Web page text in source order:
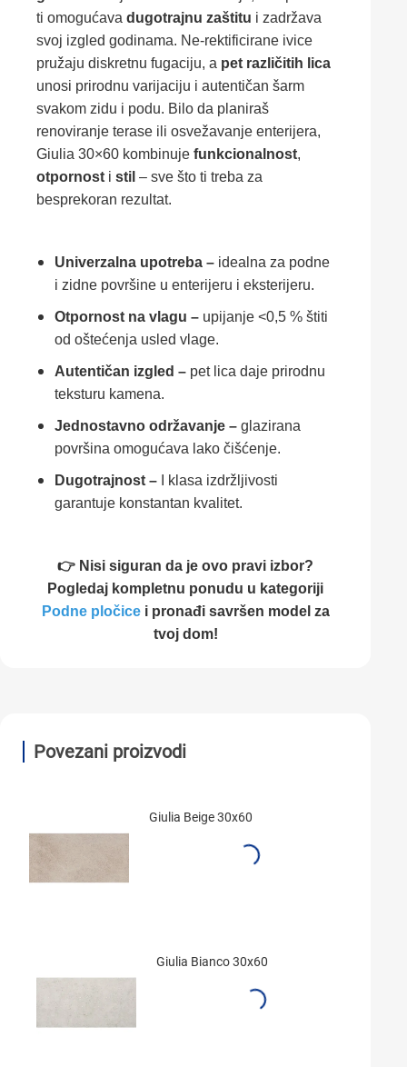
ti omogućava dugotrajnu zaštitu i zadržava
svoj izgled godinama. Ne-rektificirane ivice
pružaju diskretnu fugaciju, a pet različitih lica
unosi prirodnu varijaciju i autentičan šarm
svakom zidu i podu. Bilo da planiraš
renoviranje terase ili osvežavanje enterijera,
Giulia 30×60 kombinuje funkcionalnost,
otpornost i stil – sve što ti treba za
besprekoran rezultat.
Univerzalna upotreba – idealna za podne
i zidne površine u enterijeru i eksterijeru.
Otpornost na vlagu – upijanje <0,5 % štiti
od oštećenja usled vlage.
Autentičan izgled – pet lica daje prirodnu
teksturu kamena.
Jednostavno održavanje – glazirana
površina omogućava lako čišćenje.
Dugotrajnost – I klasa izdržljivosti
garantuje konstantan kvalitet.
👉 Nisi siguran da je ovo pravi izbor?
Pogledaj kompletnu ponudu u kategoriji
Podne pločicei pronađi savršen model za
tvoj dom!
Povezani proizvodi
Giulia Beige 30x60
Giulia Bianco 30x60